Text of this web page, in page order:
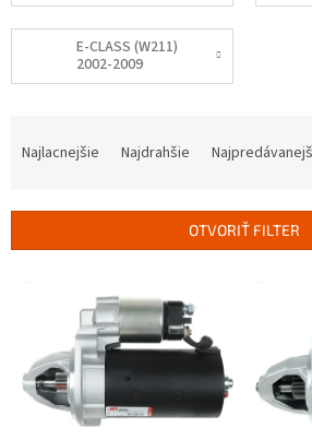
E-CLASS (W211)
2002-2009
i
Najlacnejšie Najdrahšie
OTVORIŤ FILTER